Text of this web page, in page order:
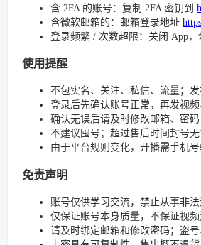
含 2FA 的账号：复制 2FA 密钥到
含微软邮箱的：邮箱登录地址
登录频繁 / 次数超限：关闭 App
使用提醒
不包实名、关注、私信、流量；
登录后先确认账号正常，再发视
确认无误后请及时修改邮箱、密
不建议囤号；超过售后时间封号
由于平台规则变化，开播需手机
免责声明
账号仅供学习交流，禁止从事非
仅保证账号本身质量，不保证视
请及时绑定邮箱和修改密码；盗